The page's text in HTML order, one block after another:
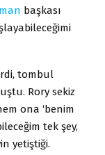
başkası
tombul
Rory sekiz
ona ‘benim
tek şey,
yetiştiği.